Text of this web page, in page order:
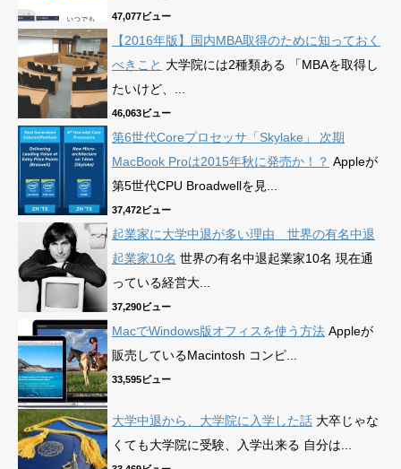
47,077ビュー
【2016年版】国内MBA取得のために知っておく
べきこと 大学院には2種類ある 「MBAを取得し
たいけど、...
46,063ビュー
第6世代Coreプロセッサ「Skylake」 次期
MacBook Proは2015年秋に発売か！？ Appleが
第5世代CPU Broadwellを見...
37,472ビュー
起業家に大学中退が多い理由 世界の有名中退
起業家10名 世界の有名中退起業家10名 現在通
っている経営大...
37,290ビュー
MacでWindows版オフィスを使う方法 Appleが
販売しているMacintosh コンピ...
33,595ビュー
大学中退から、大学院に入学した話 大卒じゃな
くても大学院に受験、入学出来る 自分は...